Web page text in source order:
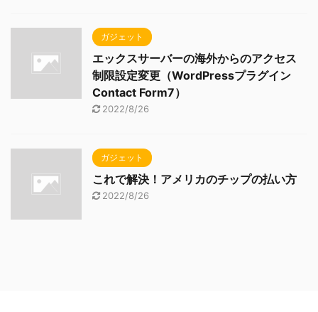
ガジェット
エックスサーバーの海外からのアクセス
制限設定変更（WordPressプラグイン
Contact Form7）
2022/8/26
ガジェット
これで解決！アメリカのチップの払い方
2022/8/26